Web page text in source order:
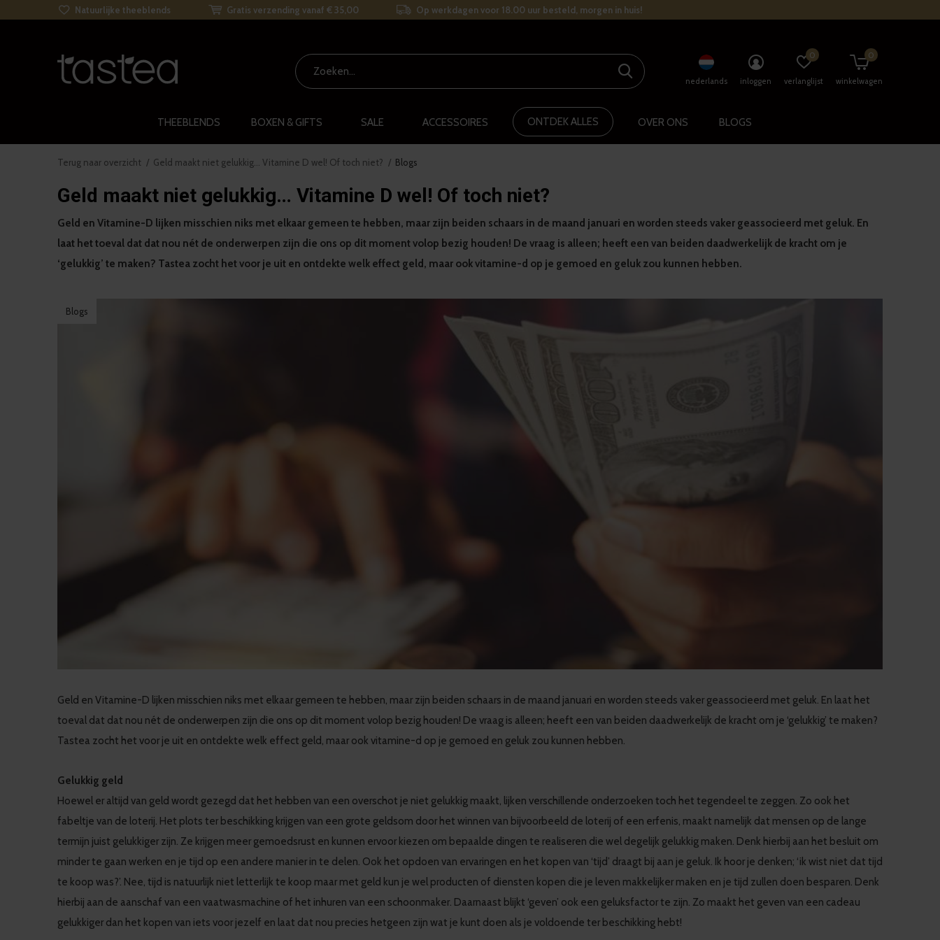
THEEBLENDS BOXEN & GIFTS SALE ACCESSOIRES ONTDEK ALLES OVER ONS BLOGS
nederlands inloggen verlanglijst
0
winkelwagen
0
Natuurlijke theeblends Gratis verzending vanaf € 35,00 Op werkdagen voor 18.00 uur besteld, morgen in huis!
Terug naar overzicht Geld maakt niet gelukkig… Vitamine D wel! Of toch niet? Blogs
Geld maakt niet gelukkig… Vitamine D wel! Of toch niet?
Geld en Vitamine-D lijken misschien niks met elkaar gemeen te hebben, maar zijn beiden schaars in de maand januari en worden steeds vaker geassocieerd met geluk. En
laat het toeval dat dat nou nét de onderwerpen zijn die ons op dit moment volop bezig houden! De vraag is alleen; heeft een van beiden daadwerkelijk de kracht om je
‘gelukkig’ te maken? Tastea zocht het voor je uit en ontdekte welk effect geld, maar ook vitamine-d op je gemoed en geluk zou kunnen hebben.
Blogs
Geld en Vitamine-D lijken misschien niks met elkaar gemeen te hebben, maar zijn beiden schaars in de maand januari en worden steeds vaker geassocieerd met geluk. En laat het
toeval dat dat nou nét de onderwerpen zijn die ons op dit moment volop bezig houden! De vraag is alleen; heeft een van beiden daadwerkelijk de kracht om je ‘gelukkig’ te maken?
Tastea zocht het voor je uit en ontdekte welk effect geld, maar ook vitamine-d op je gemoed en geluk zou kunnen hebben.
Gelukkig geld
Hoewel er altijd van geld wordt gezegd dat het hebben van een overschot je niet gelukkig maakt, lijken verschillende onderzoeken toch het tegendeel te zeggen. Zo ook het
fabeltje van de loterij. Het plots ter beschikking krijgen van een grote geldsom door het winnen van bijvoorbeeld de loterij of een erfenis, maakt namelijk dat mensen op de lange
termijn juist gelukkiger zijn. Ze krijgen meer gemoedsrust en kunnen ervoor kiezen om bepaalde dingen te realiseren die wel degelijk gelukkig maken. Denk hierbij aan het besluit om
minder te gaan werken en je tijd op een andere manier in te delen. Ook het opdoen van ervaringen en het kopen van ‘tijd’ draagt bij aan je geluk. Ik hoor je denken; ‘ik wist niet dat tijd
te koop was?’. Nee, tijd is natuurlijk niet letterlijk te koop maar met geld kun je wel producten of diensten kopen die je leven makkelijker maken en je tijd zullen doen besparen. Denk
hierbij aan de aanschaf van een vaatwasmachine of het inhuren van een schoonmaker. Daarnaast blijkt ‘geven’ ook een geluksfactor te zijn. Zo maakt het geven van een cadeau
gelukkiger dan het kopen van iets voor jezelf en laat dat nou precies hetgeen zijn wat je kunt doen als je voldoende ter beschikking hebt!